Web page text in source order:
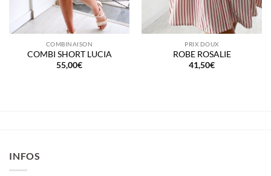
COMBINAISON
COMBI SHORT LUCIA
55,00€
PRIX DOUX
ROBE ROSALIE
41,50€
INFOS